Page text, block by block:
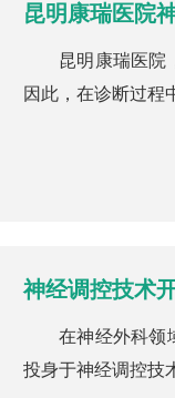
昆明康瑞医院
昆明康瑞医院
因此，在诊断过程
神经调控技术
在神经外科领
投身于神经调控技